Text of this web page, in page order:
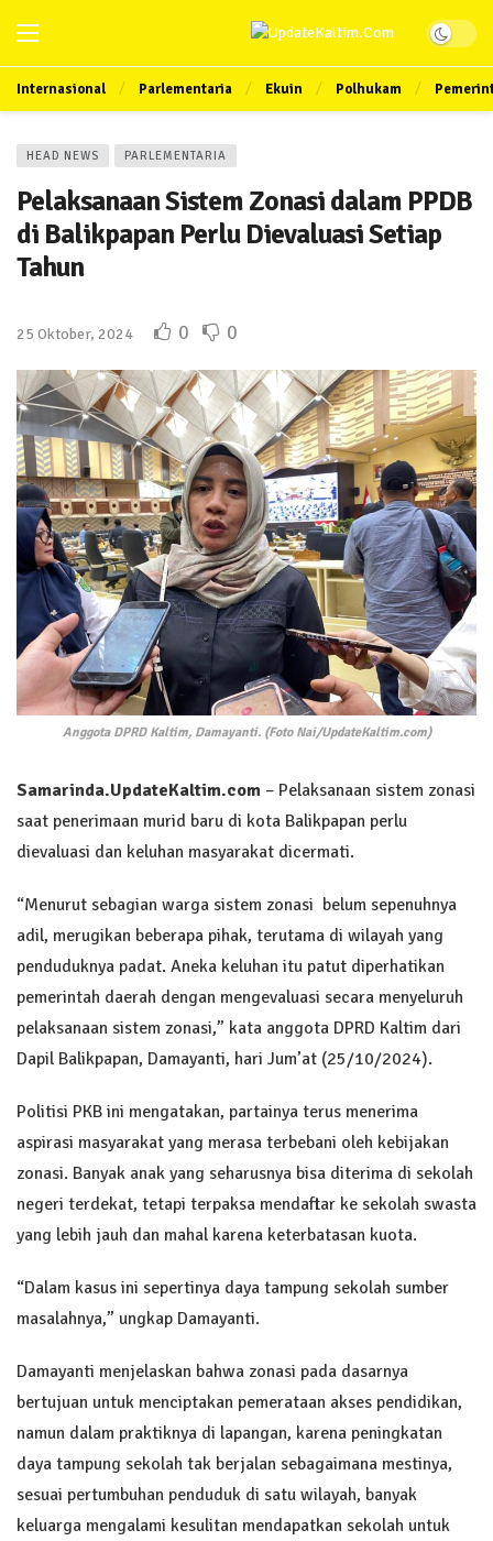
Internasional Parlementaria Ekuin Polhukam
HEAD NEWS PARLEMENTARIA
Pelaksanaan Sistem Zonasi dalam PPDB
di Balikpapan Perlu Dievaluasi Setiap
Tahun
25 Oktober, 2024 0 0
Anggota DPRD Kaltim, Damayanti. (Foto Nai/UpdateKaltim.com)
Samarinda.UpdateKaltim.com – Pelaksanaan sistem zonasi
saat penerimaan murid baru di kota Balikpapan perlu
dievaluasi dan keluhan masyarakat dicermati.
“Menurut sebagian warga sistem zonasi belum sepenuhnya
adil, merugikan beberapa pihak, terutama di wilayah yang
penduduknya padat. Aneka keluhan itu patut diperhatikan
pemerintah daerah dengan mengevaluasi secara menyeluruh
pelaksanaan sistem zonasi,” kata anggota DPRD Kaltim dari
Dapil Balikpapan, Damayanti, hari Jum’at (25/10/2024).
Politisi PKB ini mengatakan, partainya terus menerima
aspirasi masyarakat yang merasa terbebani oleh kebijakan
zonasi. Banyak anak yang seharusnya bisa diterima di sekolah
negeri terdekat, tetapi terpaksa mendaftar ke sekolah swasta
yang lebih jauh dan mahal karena keterbatasan kuota.
“Dalam kasus ini sepertinya daya tampung sekolah sumber
masalahnya,” ungkap Damayanti.
Damayanti menjelaskan bahwa zonasi pada dasarnya
bertujuan untuk menciptakan pemerataan akses pendidikan,
namun dalam praktiknya di lapangan, karena peningkatan
daya tampung sekolah tak berjalan sebagaimana mestinya,
sesuai pertumbuhan penduduk di satu wilayah, banyak
keluarga mengalami kesulitan mendapatkan sekolah untuk